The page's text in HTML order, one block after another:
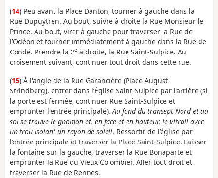
(14) Peu avant la Place Danton, tourner à gauche dans la
Rue Dupuytren. Au bout, suivre à droite la Rue Monsieur le
Prince. Au bout, virer à gauche pour traverser la Rue de
l’Odéon et tourner immédiatement à gauche dans la Rue de
Condé. Prendre la 2e à droite, la Rue Saint-Sulpice. Au
croisement suivant, continuer tout droit dans cette rue.
(15) À l'angle de la Rue Garancière (Place August
Strindberg), entrer dans l’Église Saint-Sulpice par l’arrière (si
la porte est fermée, continuer Rue Saint-Sulpice et
emprunter l'entrée principale).Au fond du transept Nord et au
sol se trouve le gnomon et, en face et en hauteur, le vitrail avec
un trou isolant un rayon de soleil. Ressortir de l’église par
l’entrée principale et traverser la Place Saint-Sulpice. Laisser
la fontaine sur la gauche, traverser la Rue Bonaparte et
emprunter la Rue du Vieux Colombier. Aller tout droit et
traverser la Rue de Rennes.